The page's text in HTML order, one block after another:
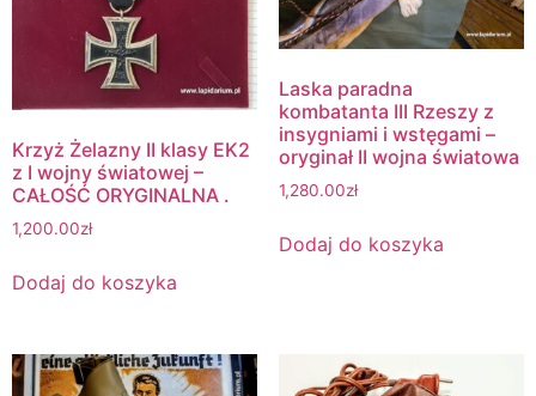
Krzyż Żelazny II klasy EK2
z I wojny światowej –
CAŁOŚĆ ORYGINALNA .
1,200.00zł
Dodaj do koszyka
Laska paradna
kombatanta III Rzeszy z
insygniami i wstęgami –
oryginał II wojna światowa
1,280.00zł
Dodaj do koszyka